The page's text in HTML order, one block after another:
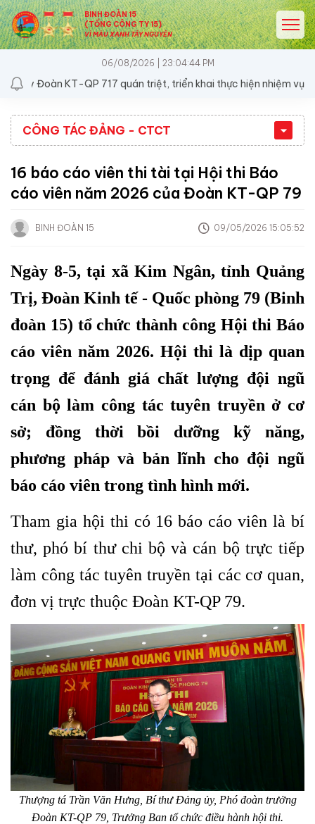
BINH ĐOÀN 15
(TỔNG CÔNG TY 15)
VÌ MÀU XANH TÂY NGUYÊN
06/08/2026 | 23:04:44 PM
Đoàn KT-QP 717 quán triệt, triển khai thực hiện nhiệm vụ 6
CÔNG TÁC ĐẢNG - CTCT
16 báo cáo viên thi tài tại Hội thi Báo
cáo viên năm 2026 của Đoàn KT-QP 79
BINH ĐOÀN 15 09/05/2026 15:05:52
Ngày 8-5, tại xã Kim Ngân, tỉnh Quảng
Trị, Đoàn Kinh tế - Quốc phòng 79 (Binh
đoàn 15) tổ chức thành công Hội thi Báo
cáo viên năm 2026. Hội thi là dịp quan
trọng để đánh giá chất lượng đội ngũ
cán bộ làm công tác tuyên truyền ở cơ
sở; đồng thời bồi dưỡng kỹ năng,
phương pháp và bản lĩnh cho đội ngũ
báo cáo viên trong tình hình mới.
Tham gia hội thi có 16 báo cáo viên là bí
thư, phó bí thư chi bộ và cán bộ trực tiếp
làm công tác tuyên truyền tại các cơ quan,
đơn vị trực thuộc Đoàn KT-QP 79.
Thượng tá Trần Văn Hưng, Bí thư Đảng ủy, Phó đoàn trưởng
Đoàn KT-QP 79, Trưởng Ban tổ chức điều hành hội thi.